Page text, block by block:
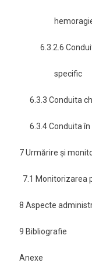
hemoragiei,
6.3.2.6 Conduita
specific
6.3.3 Conduita
6.3.4 Conduita în
7 Urmărire şi
7.1 Monitorizarea
8 Aspecte
9 Bibliografie
Anexe